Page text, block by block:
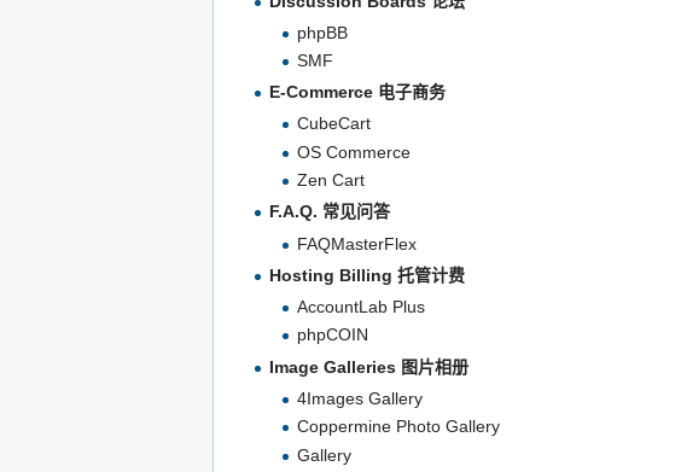
phpBB
SMF
E-Commerce 电子商务
CubeCart
OS Commerce
Zen Cart
F.A.Q. 常见问答
FAQMasterFlex
Hosting Billing 托管计费
AccountLab Plus
phpCOIN
Image Galleries 图片相册
4Images Gallery
Coppermine Photo Gallery
Gallery